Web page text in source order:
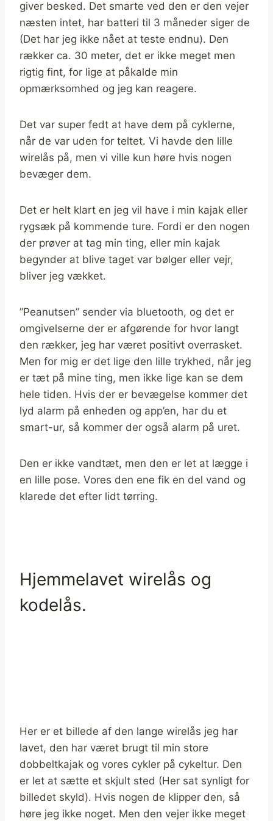
giver besked. Det smarte ved den er den vejer
næsten intet, har batteri til 3 måneder siger de
(Det har jeg ikke nået at teste endnu). Den
rækker ca. 30 meter, det er ikke meget men
rigtig fint, for lige at påkalde min
opmærksomhed og jeg kan reagere.
Det var super fedt at have dem på cyklerne,
når de var uden for teltet. Vi havde den lille
wirelås på, men vi ville kun høre hvis nogen
bevæger dem.
Det er helt klart en jeg vil have i min kajak eller
rygsæk på kommende ture. Fordi er den nogen
der prøver at tag min ting, eller min kajak
begynder at blive taget var bølger eller vejr,
bliver jeg vækket.
”Peanutsen” sender via bluetooth, og det er
omgivelserne der er afgørende for hvor langt
den rækker, jeg har været positivt overrasket.
Men for mig er det lige den lille trykhed, når jeg
er tæt på mine ting, men ikke lige kan se dem
hele tiden. Hvis der er bevægelse kommer det
lyd alarm på enheden og app’en, har du et
smart-ur, så kommer der også alarm på uret.
Den er ikke vandtæt, men den er let at lægge i
en lille pose. Vores den ene fik en del vand og
klarede det efter lidt tørring.
Hjemmelavet wirelås og
kodelås.
Her er et billede af den lange wirelås jeg har
lavet, den har været brugt til min store
dobbeltkajak og vores cykler på cykeltur. Den
er let at sætte et skjult sted (Her sat synligt for
billedet skyld). Hvis nogen de klipper den, så
høre jeg ikke noget. Men den vejer ikke meget